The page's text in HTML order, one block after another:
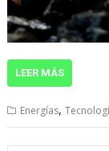
LEER MÁS
Energías,